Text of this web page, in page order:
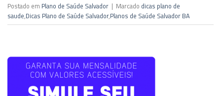
Postado em Plano de Saúde Salvador | Marcado dicas plano de
saude,Dicas Plano de Saúde Salvador,Planos de Saúde Salvador BA